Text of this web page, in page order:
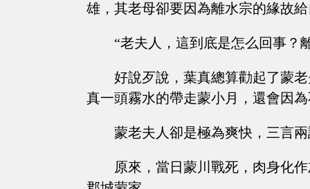
雄，其老母卻要因為離水宗的緣故
“老夫人，這到底是怎么回事？
好說歹說，葉真總算勸起了蒙
真一頭霧水的帶走蒙小月，還會因
蒙老夫人卻是極為爽快，三言
原來，當日蒙川戰死，肉身化